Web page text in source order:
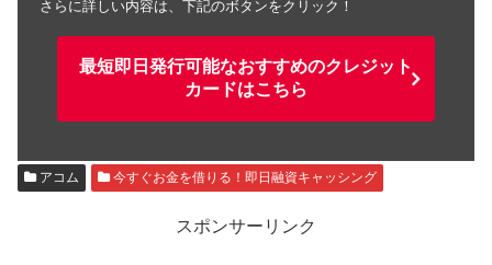
さらに詳しい内容は、下記のボタンをクリック！
最短即日発行可能なおすすめのクレジット
カードはこちら
アコム 今すぐお金を借りる！即日融資キャッシング
スポンサーリンク